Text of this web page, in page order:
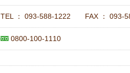
TEL ： 093‐588‐1222 FAX ：
0800-100-1110